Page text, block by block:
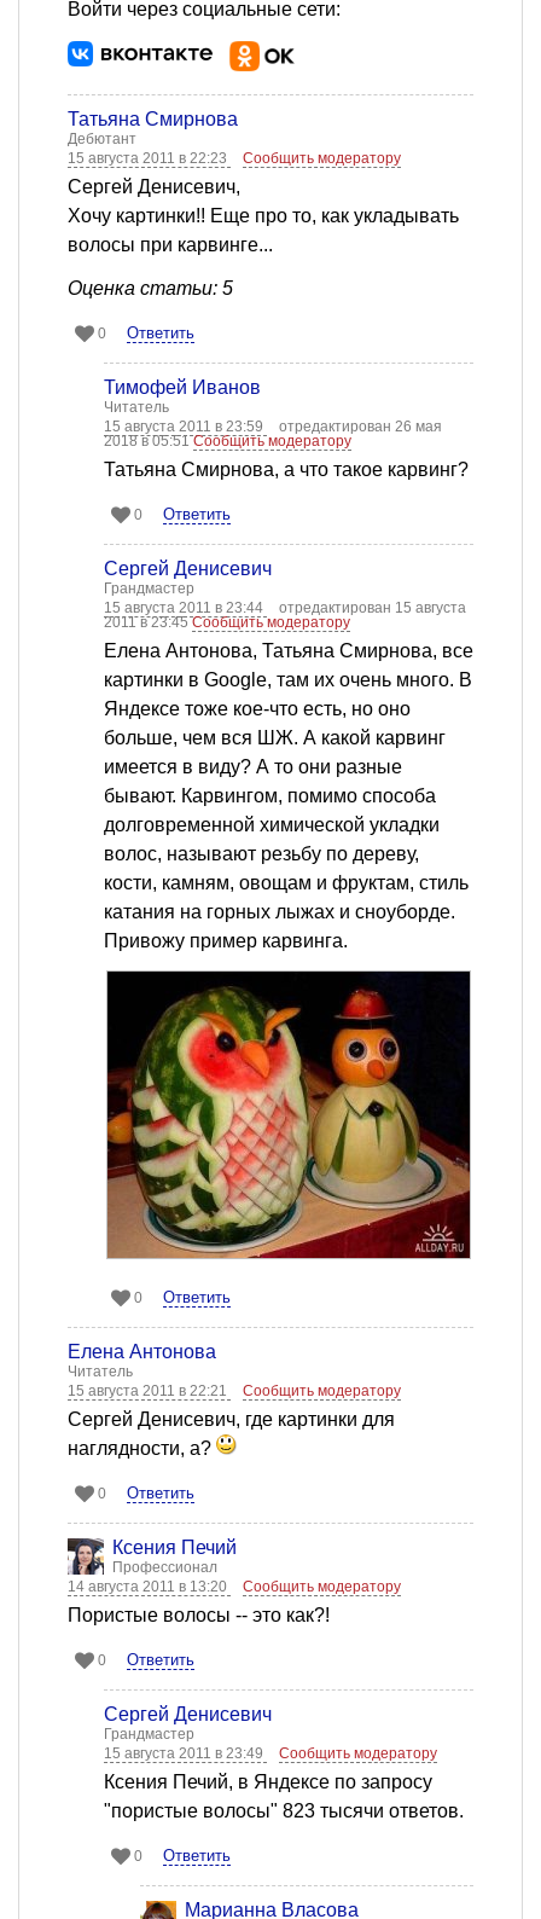
Войти через социальные сети:
Татьяна Смирнова
Дебютант
15 августа 2011 в 22:23
Сообщить модератору
Сергей Денисевич,
Хочу картинки!! Еще про то, как укладывать
волосы при карвинге...
Оценка статьи: 5
0 Ответить
Тимофей Иванов
Читатель
15 августа 2011 в 23:59
отредактирован 26 мая
2018 в 05:51Сообщить модератору
Татьяна Смирнова, а что такое карвинг?
0 Ответить
Сергей Денисевич
Грандмастер
15 августа 2011 в 23:44
отредактирован 15 августа
2011 в 23:45Сообщить модератору
Елена Антонова, Татьяна Смирнова, все
картинки в Google, там их очень много. В
Яндексе тоже кое-что есть, но оно
больше, чем вся ШЖ. А какой карвинг
имеется в виду? А то они разные
бывают. Карвингом, помимо способа
долговременной химической укладки
волос, называют резьбу по дереву,
кости, камням, овощам и фруктам, стиль
катания на горных лыжах и сноуборде.
Привожу пример карвинга.
0 Ответить
Елена Антонова
Читатель
15 августа 2011 в 22:21
Сообщить модератору
Сергей Денисевич, где картинки для
наглядности, а?
0 Ответить
Ксения Печий
Профессионал
14 августа 2011 в 13:20
Сообщить модератору
Пористые волосы -- это как?!
0 Ответить
Сергей Денисевич
Грандмастер
15 августа 2011 в 23:49
Сообщить модератору
Ксения Печий, в Яндексе по запросу
"пористые волосы" 823 тысячи ответов.
0 Ответить
Марианна Власова